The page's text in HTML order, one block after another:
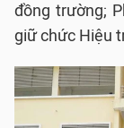
đồng trường;
giữ chức Hiệu